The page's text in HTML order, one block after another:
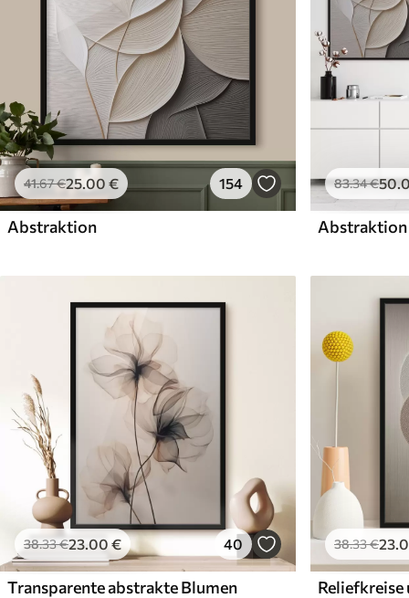
41.67€25.00 € 154
Abstraktion
83.34€50
Abstraktion
38.33€23.00 € 40
Transparente abstrakte Blumen
38.33€23